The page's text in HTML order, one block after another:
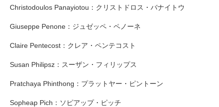
Christodoulos Panayiotou：クリストドロス・バナイトウ
Giuseppe Penone：ジュゼッペ・ペノーネ
Claire Pentecost：クレア・ペンテコスト
Susan Philipsz：スーザン・フィリップス
Pratchaya Phinthong：プラットヤー・ピントーン
Sopheap Pich：ソピアップ・ピッチ